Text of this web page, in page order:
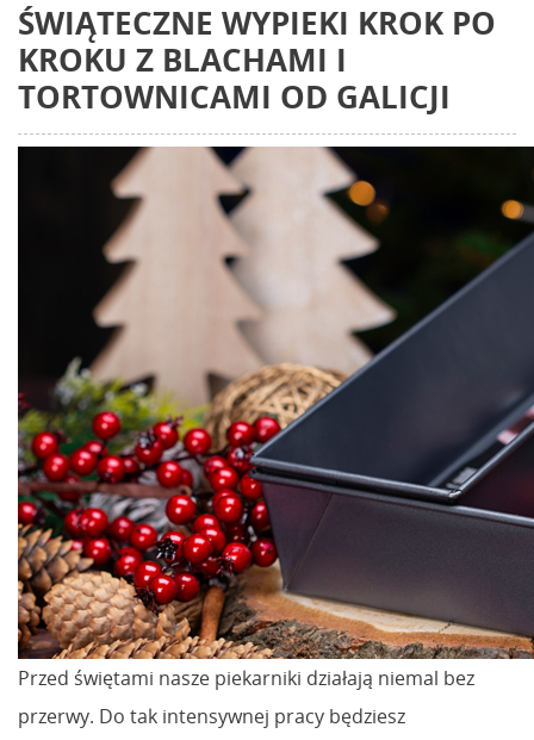
ŚWIĄTECZNE WYPIEKI KROK PO
KROKU Z BLACHAMI I
TORTOWNICAMI OD GALICJI
Przed świętami nasze piekarniki działają niemal bez
przerwy. Do tak intensywnej pracy będziesz